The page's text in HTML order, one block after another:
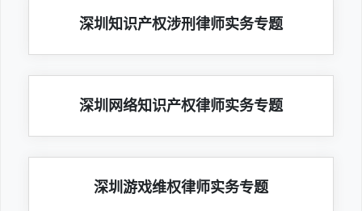
深圳知识产权涉刑律师实务专题
深圳网络知识产权律师实务专题
深圳游戏维权律师实务专题